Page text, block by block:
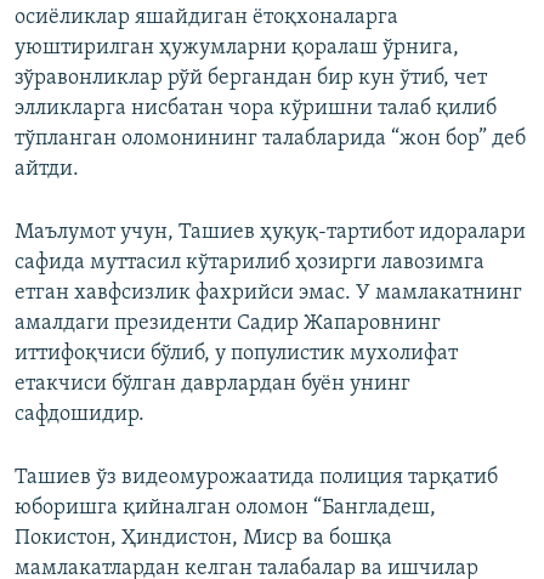
осиёликлар яшайдиган ётоқхоналарга
уюштирилган ҳужумларни қоралаш ўрнига,
зўравонликлар рўй бергандан бир кун ўтиб, чет
элликларга нисбатан чора кўришни талаб қилиб
тўпланган оломонининг талабларида “жон бор” деб
айтди.
Маълумот учун, Ташиев ҳуқуқ-тартибот идоралари
сафида муттасил кўтарилиб ҳозирги лавозимга
етган хавфсизлик фахрийси эмас. У мамлакатнинг
амалдаги президенти Садир Жапаровнинг
иттифоқчиси бўлиб, у популистик мухолифат
етакчиси бўлган даврлардан буён унинг
сафдошидир.
Ташиев ўз видеомурожаатида полиция тарқатиб
юборишга қийналган оломон “Бангладеш,
Покистон, Ҳиндистон, Миср ва бошқа
мамлакатлардан келган талабалар ва ишчилар